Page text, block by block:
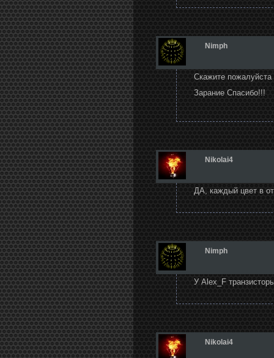
Nimph
Скажите
Зарание Спасибо!!!
Nikolai4
ДА, каждый цвет в
Nimph
У Alex_F
Nikolai4